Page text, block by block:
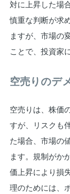
対に上昇した場
慎重な判断が求
ますが、市場の
ことで、投資家
空売りのデ
空売りは、株価
すが、リスクも
た場合、市場の
ます。規制がか
価上昇により損
理のためには、